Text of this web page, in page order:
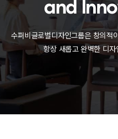
동영상 - ㈜고
동영상 - 모모
동영상 - 삼양
동영상 - 킷캣
사진, 광고디
사진, 광고디
제품디자인 -
동영상, CI -
동영상, 홈페
and
수퍼비글로벌디자인그룹은 창의적
항상 새롭고 완벽한 디